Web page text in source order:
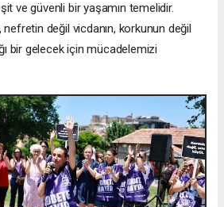
ve güvenli bir yaşamın temelidir.
değil vicdanın, korkunun değil
bir gelecek için mücadelemizi